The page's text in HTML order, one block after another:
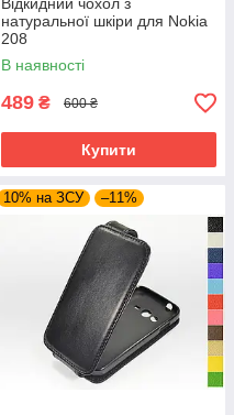
натуральної шкіри для Nokia
208
В наявності
489 ₴ 600 ₴
Купити
10% на ЗСУ –11%